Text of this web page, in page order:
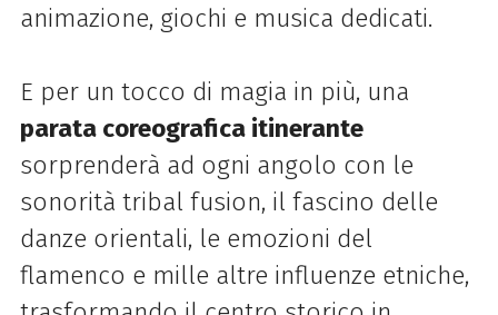
animazione, giochi e musica dedicati.
E per un tocco di magia in più, una
parata coreografica itinerante
sorprenderà ad ogni angolo con le
sonorità tribal fusion, il fascino delle
danze orientali, le emozioni del
flamenco e mille altre influenze etniche,